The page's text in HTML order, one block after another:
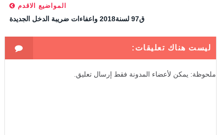
المواضيع الاقدم
ق97 لسنة2018 واعفاءات ضريبة الدخل الجديدة
ليست هناك تعليقات:
ملحوظة: يمكن لأعضاء المدونة فقط إرسال تعليق.